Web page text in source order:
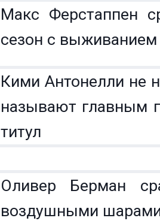
Макс Ферстаппен
сезон с выживанием
Кими Антонелли не
называют главным
титул
Оливер Берман
воздушными